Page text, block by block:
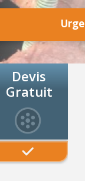
Devis
Gratuit